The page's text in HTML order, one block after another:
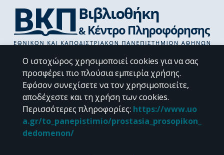
Βιβλιοθήκες Σχολών του ΕΚΠΑ
Υπολογιστικό Κέντρο Βιβλιοθηκών
Επικοινωνία / Helpdesk
Ο ιστοχώρος χρησιμοποιεί cookies για να σας
προσφέρει πιο πλούσια εμπειρία χρήσης.
Εφόσον συνεχίσετε να τον χρησιμοποιείτε,
αποδέχεστε και τη χρήση των cookies.
Περισσότερες πληροφορίες: https://www.uo
a.gr/to_panepistimio/prostasia_prosopikon_
dedomenon/